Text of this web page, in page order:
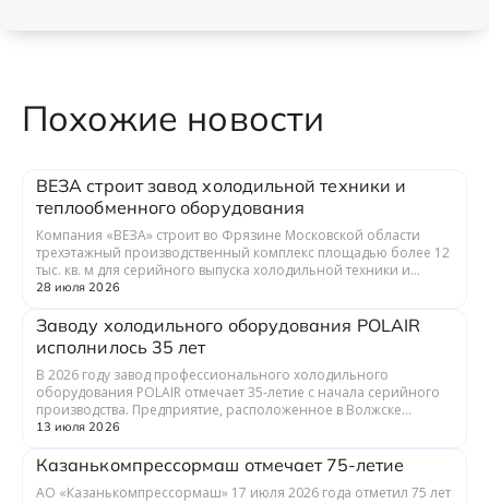
Похожие новости
ВЕЗА строит завод холодильной техники и
теплообменного оборудования
Компания «ВЕЗА» строит во Фрязине Московской области
трехэтажный производственный комплекс площадью более 12
тыс. кв. м для серийного выпуска холодильной техники и
теплообменного оборудования. ...
28 июля 2026
Заводу холодильного оборудования POLAIR
исполнилось 35 лет
В 2026 году завод профессионального холодильного
оборудования POLAIR отмечает 35-летие с начала серийного
производства. Предприятие, расположенное в Волжске
Республики Марий Эл, выпускает обору...
13 июля 2026
Казанькомпрессормаш отмечает 75-летие
АО «Казанькомпрессормаш» 17 июля 2026 года отметил 75 лет